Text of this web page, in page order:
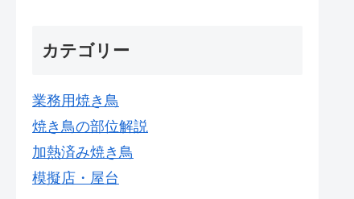
カテゴリー
業務用焼き鳥
焼き鳥の部位解説
加熱済み焼き鳥
模擬店・屋台